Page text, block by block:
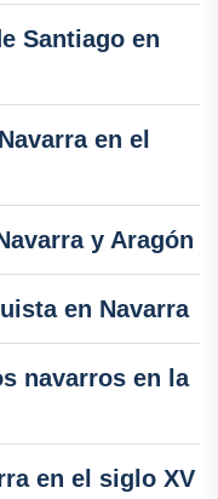
Santiago en
en el
y Aragón
en Navarra
navarros en la
en el siglo XV